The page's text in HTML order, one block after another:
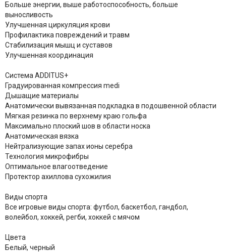
Больше энергии, выше работоспособность, больше
выносливость
Улучшенная циркуляция крови
Профилактика повреждений и травм
Стабилизация мышц и суставов
Улучшенная координация
Система ADDITUS+
Градуированная компрессия medi
Дышащие материалы
Анатомически вывязанная подкладка в подошвенной области
Мягкая резинка по верхнему краю гольфа
Максимально плоский шов в области носка
Анатомическая вязка
Нейтрализующие запах ионы серебра
Технология микрофибры
Оптимальное влагоотведение
Протектор ахиллова сухожилия
Виды спорта
Все игровые виды спорта: футбол, баскетбол, гандбол,
волейбол, хоккей, регби, хоккей с мячом
Цвета
Белый, черный